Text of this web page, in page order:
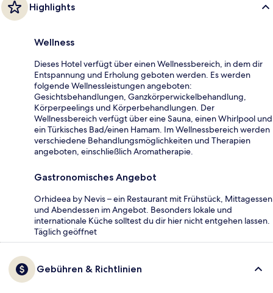
Highlights
Wellness
Dieses Hotel verfügt über einen Wellnessbereich, in dem dir
Entspannung und Erholung geboten werden. Es werden
folgende Wellnessleistungen angeboten:
Gesichtsbehandlungen, Ganzkörperwickelbehandlung,
Körperpeelings und Körperbehandlungen. Der
Wellnessbereich verfügt über eine Sauna, einen Whirlpool und
ein Türkisches Bad/einen Hamam. Im Wellnessbereich werden
verschiedene Behandlungsmöglichkeiten und Therapien
angeboten, einschließlich Aromatherapie.
Gastronomisches Angebot
Orhideea by Nevis – ein Restaurant mit Frühstück, Mittagessen
und Abendessen im Angebot. Besonders lokale und
internationale Küche solltest du dir hier nicht entgehen lassen.
Täglich geöffnet
Gebühren & Richtlinien